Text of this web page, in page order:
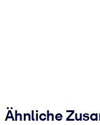
Ähnliche